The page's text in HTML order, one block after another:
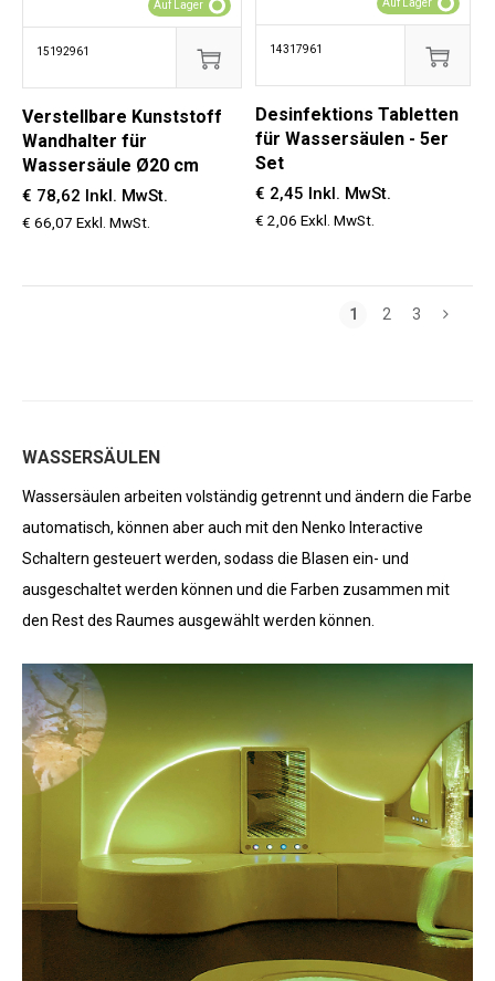
15192961
Auf Lager
Verstellbare Kunststoff
Wandhalter für
Wassersäule Ø20 cm
€ 78,62 Inkl. MwSt.
€ 66,07 Exkl. MwSt.
14317961
Auf Lager
Desinfektions Tabletten
für Wassersäulen - 5er
Set
€ 2,45 Inkl. MwSt.
€ 2,06 Exkl. MwSt.
1 2 3
WASSERSÄULEN
Wassersäulen arbeiten volständig getrennt und ändern die Farbe
automatisch, können aber auch mit den Nenko Interactive
Schaltern gesteuert werden, sodass die Blasen ein- und
ausgeschaltet werden können und die Farben zusammen mit
den Rest des Raumes ausgewählt werden können.